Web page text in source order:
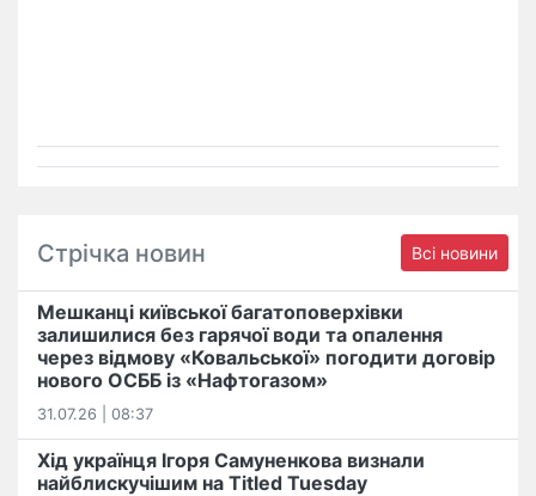
Стрічка новин Всі новини
Мешканці київської багатоповерхівки
залишилися без гарячої води та опалення
через відмову «Ковальської» погодити договір
нового ОСББ із «Нафтогазом»
31.07.26 | 08:37
Хід українця Ігоря Самуненкова визнали
найблискучішим на Titled Tuesday